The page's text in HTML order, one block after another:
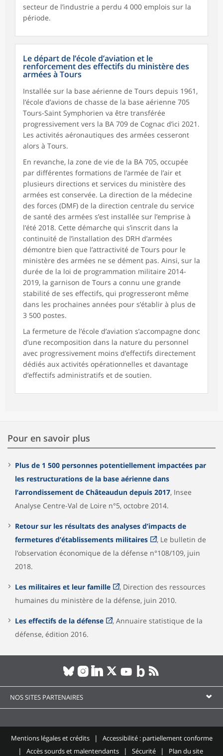
secteur de l’industrie a perdu 4 000 emplois sur la
période.
Le départ de l’école d’aviation et le
renforcement des effectifs du ministère des
armées à Tours
Installée sur la base aérienne de Tours depuis 1961,
l’école d’avions de chasse de la base aérienne 705
Tours-Saint Symphorien va être transférée
progressivement vers la BA 709 de Cognac d’ici 2021.
Les activités aéronautiques des armées cesseront
alors à Tours.
En revanche, la zone de vie de la BA 705, occupée
par différentes formations de l’armée de l’air et
plusieurs directions et services du ministère des
armées est conservée. La direction de la médecine
des forces (DMF) de la direction centrale du service
de santé des armées s’est installée sur l’emprise à
l’été 2018. Cette démarche qui s’inscrit dans la
continuité de l’installation des DRH d’armées
démontre bien que l’attractivité de Tours pour le
ministère des armées ne se dément pas. Ainsi, sur la
durée de la loi de programmation militaire 2014-
2019, la garnison de Tours a connu une grande
stabilité de ses effectifs, qui progresseront même
dans les prochaines années pour s’établir à plus de
3 500 postes.
La fermeture de l’école d’aviation s’accompagne donc
d’une recomposition dans la nature du personnel
avec progressivement moins d’effectifs directement
dédiés aux activités opérationnelles et davantage
d’effectifs administratifs et de soutien.
Pour en savoir plus
Plus de 1 500 personnes potentiellement impactées par
les restructurations de la base aérienne dans
l’arrondissement de Châteaudun depuis 2017, Insee
Analyse Centre-Val de Loire n°5, octobre 2014.
Retour sur les résultats des analyses d’impacts de
fermetures d’établissements militaires
, Le bulletin de
l’observation économique de la défense n°108/109, juin
2018.
Les militaires et leur famille
, Direction des ressources
humaines du ministère de la défense, juin 2010.
Les effectifs de la défense
, Annuaire statistique de la
défense, édition 2016.
NOS SITES PARTENAIRES
Mentions légales et crédits
Accessibilité : partiellement conforme
Accès sourds et malentendants
Sécurité Plan du site